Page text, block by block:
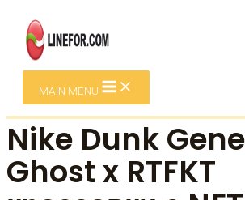
MAIN MENU
Nike Dunk
Ghost x RTFKT